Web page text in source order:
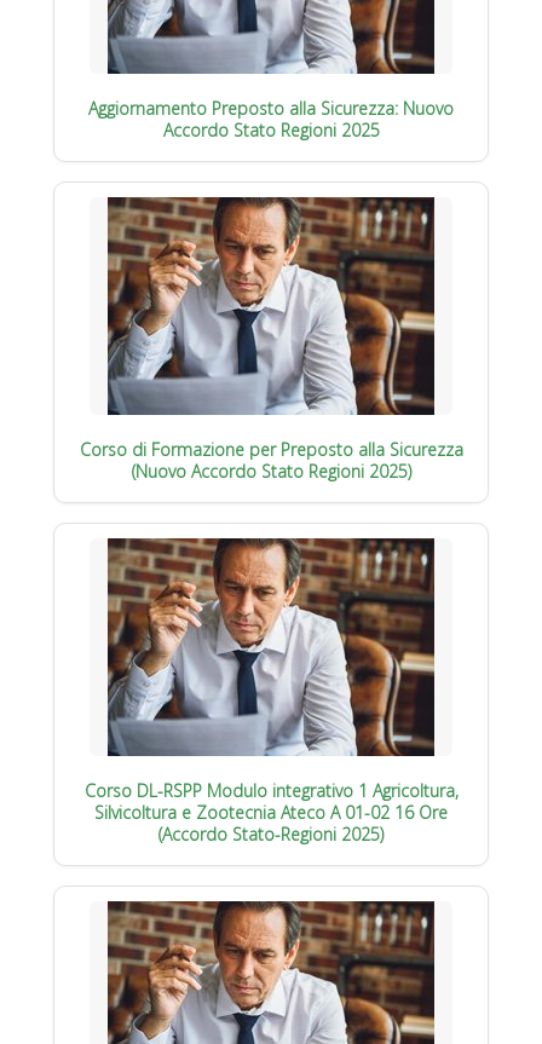
Aggiornamento Preposto alla Sicurezza: Nuovo
Accordo Stato Regioni 2025
Corso di Formazione per Preposto alla Sicurezza
(Nuovo Accordo Stato Regioni 2025)
Corso DL-RSPP Modulo integrativo 1 Agricoltura,
Silvicoltura e Zootecnia Ateco A 01-02 16 Ore
(Accordo Stato-Regioni 2025)